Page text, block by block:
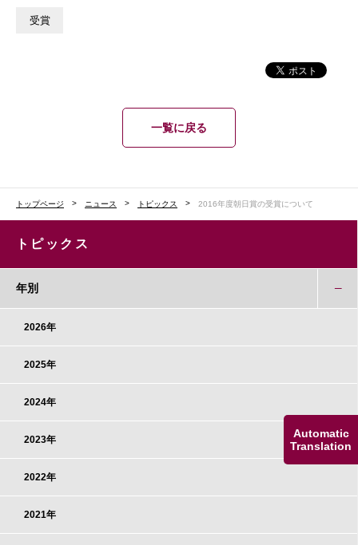
Automatic
Translation
受賞
一覧に戻る
トップページ ニュース トピックス 2016年度朝日賞の受賞について
トピックス
年別
2026年
2025年
2024年
2023年
2022年
2021年